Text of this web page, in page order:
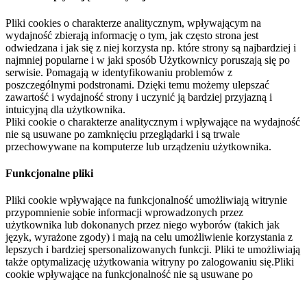
Pliki cookies o charakterze analitycznym, wpływającym na
wydajność zbierają informację o tym, jak często strona jest
odwiedzana i jak się z niej korzysta np. które strony są najbardziej i
najmniej popularne i w jaki sposób Użytkownicy poruszają się po
serwisie. Pomagają w identyfikowaniu problemów z
poszczególnymi podstronami. Dzięki temu możemy ulepszać
zawartość i wydajność strony i uczynić ją bardziej przyjazną i
intuicyjną dla użytkownika.
Pliki cookie o charakterze analitycznym i wpływające na wydajność
nie są usuwane po zamknięciu przeglądarki i są trwale
przechowywane na komputerze lub urządzeniu użytkownika.
Funkcjonalne pliki
Pliki cookie wpływające na funkcjonalność umożliwiają witrynie
przypomnienie sobie informacji wprowadzonych przez
użytkownika lub dokonanych przez niego wyborów (takich jak
język, wyrażone zgody) i mają na celu umożliwienie korzystania z
lepszych i bardziej spersonalizowanych funkcji. Pliki te umożliwiają
także optymalizację użytkowania witryny po zalogowaniu się.Pliki
cookie wpływające na funkcjonalność nie są usuwane po